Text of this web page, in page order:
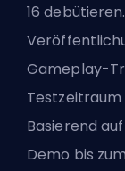
16
Gameplay-
Testzeitraum
Basierend
Demo bis